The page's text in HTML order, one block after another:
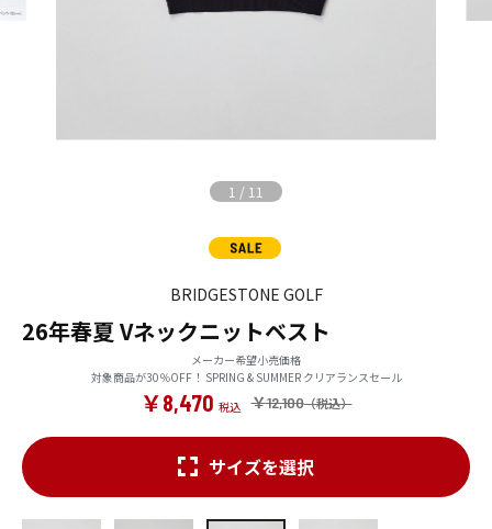
1 / 11
BRIDGESTONE GOLF
26年春夏 Vネックニットベスト
メーカー希望小売価格
対象商品が30％OFF！ SPRING & SUMMER クリアランスセール
￥12,100
￥8,470
サイズを選択